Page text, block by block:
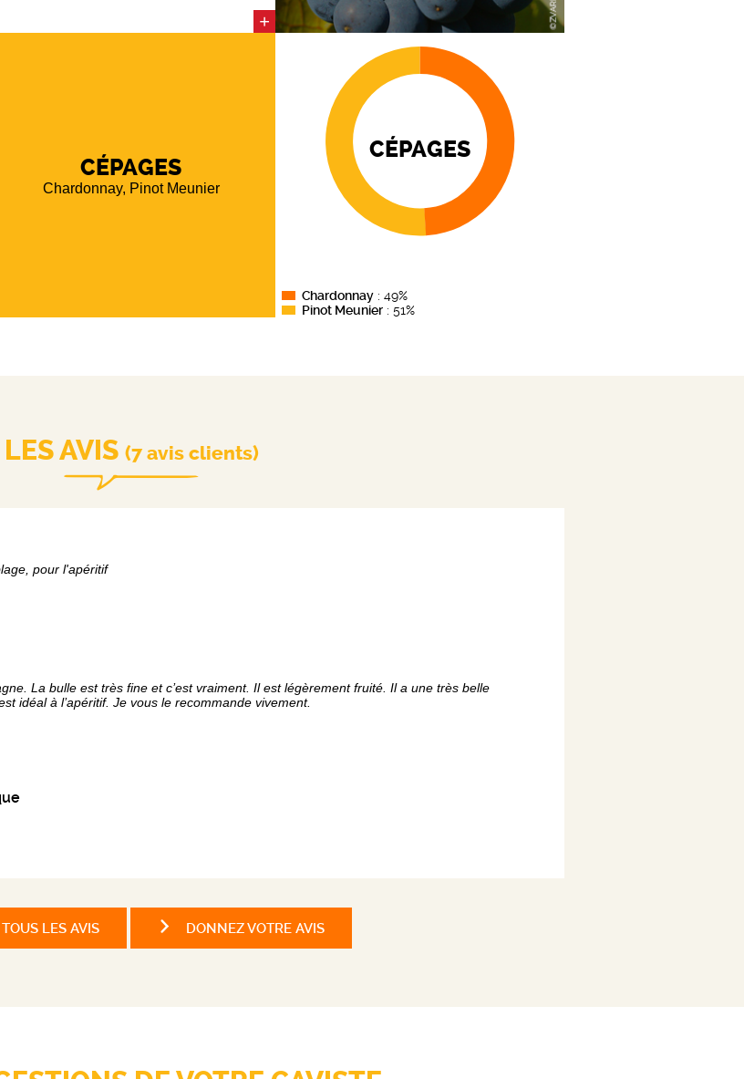
+
CÉPAGES
Chardonnay, Pinot Meunier
CÉPAGES
Chardonnay : 49%
Pinot Meunier : 51%
LES AVIS (7 avis clients)
pour l'apéritif
La bulle est très fine et c’est vraiment. Il est légèrement fruité. Il a une très belle
idéal à l’apéritif. Je vous le recommande vivement.
LES AVIS DONNEZ VOTRE AVIS